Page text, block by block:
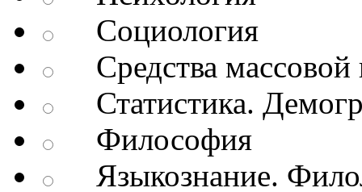
Социология
Средства
Статистика.
Философия
Языкознание.